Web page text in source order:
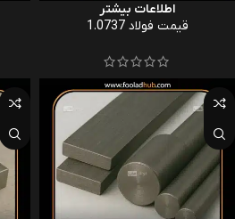
اطلاعات بیشتر
قیمت فولاد 1.0737